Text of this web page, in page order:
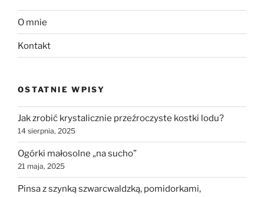
O mnie
Kontakt
OSTATNIE WPISY
Jak zrobić krystalicznie przeźroczyste kostki lodu?
14 sierpnia, 2025
Ogórki małosolne „na sucho”
21 maja, 2025
Pinsa z szynką szwarcwaldzką, pomidorkami,